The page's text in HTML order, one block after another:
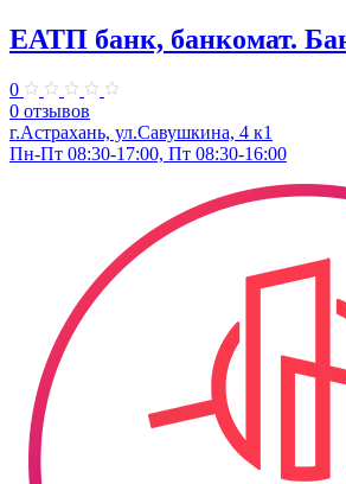
ЕАТП банк, банкомат.
0
0 отзывов
г.Астрахань, ул.Савушкина, 4 к1
Пн-Пт 08:30-17:00, Пт 08:30-16:00